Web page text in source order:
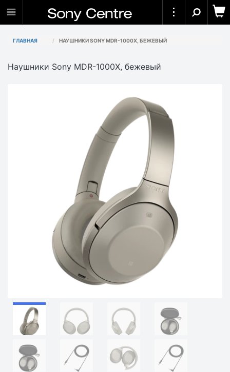
ГЛАВНАЯ НАУШНИКИ SONY MDR-1000X, БЕЖЕВЫЙ
Наушники Sony MDR-1000X, бежевый